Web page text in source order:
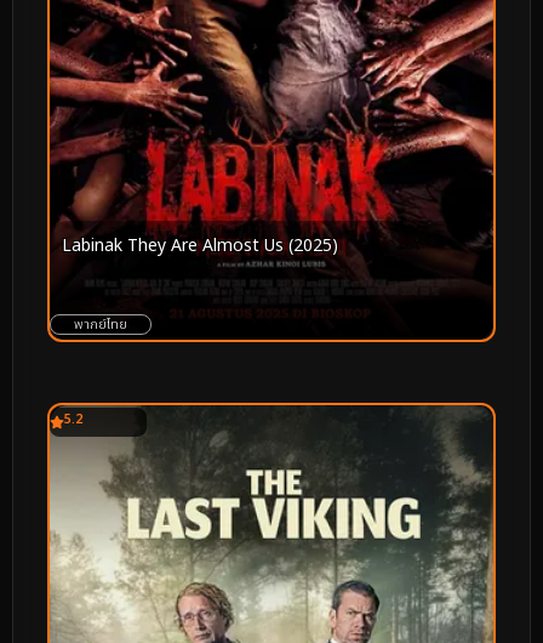
Labinak They Are Almost Us (2025)
พากย์ไทย
5.2